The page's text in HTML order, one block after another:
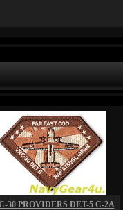
30 PROVIDERS DET-5 C-2A